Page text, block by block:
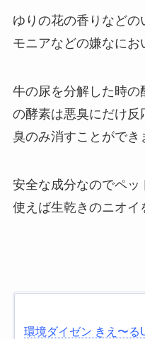
ゆりの花の香りなど
モニアなどの嫌なにお
牛の尿を分解した時の
の酵素は悪臭にだけ
臭のみ消すことができ
安全な成分なのでペッ
使えば生乾きのニオイ
環境ダイゼン きえ〜る